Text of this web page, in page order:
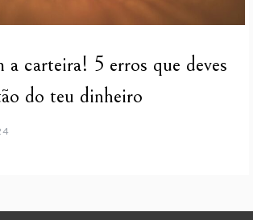
a carteira! 5 erros que deves
do teu dinheiro